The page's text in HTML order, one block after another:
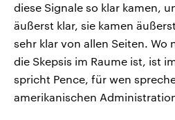
diese Signale so klar kamen,
äußerst klar, sie kamen
sehr klar von allen Seiten. Wo
die Skepsis im Raume ist, ist
spricht Pence, für wen
amerikanischen